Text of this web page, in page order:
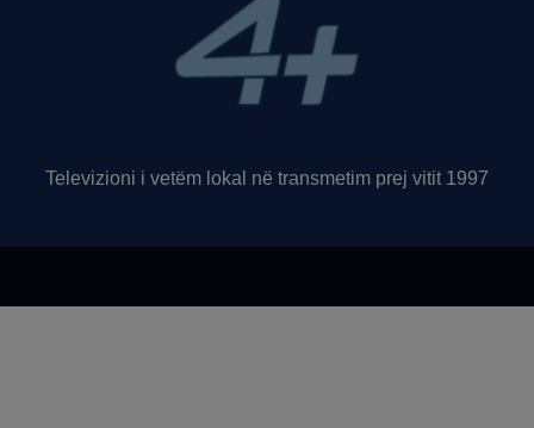
Televizioni i vetëm lokal në transmetim prej vitit 1997